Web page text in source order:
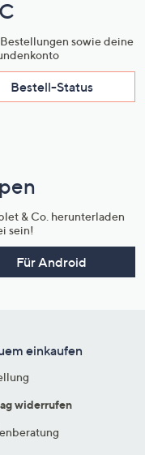
sowie deine
Bestell-Status
& Co. herunterladen
sein!
Für Android
einkaufen
widerrufen